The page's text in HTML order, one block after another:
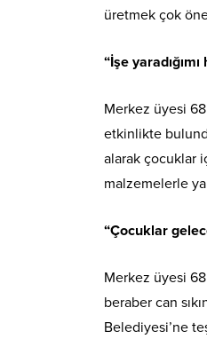
üretmek çok
“İşe
Merkez üyesi
etkinlikte
alarak çocuklar
malzemelerle
“Çocuklar
Merkez üyesi
beraber can
Belediyesi’ne